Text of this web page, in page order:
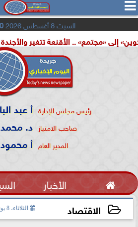
  
السبت 8 أغسطس 2026
تتغير والأجندة واحدة!
رئيس مجلس الإدارة أ عبد
صاحب الامتياز د.
المدير العام أ محمود
 الأخبار
الاقتصاد الثلاثاء، 8 يونيو 2021